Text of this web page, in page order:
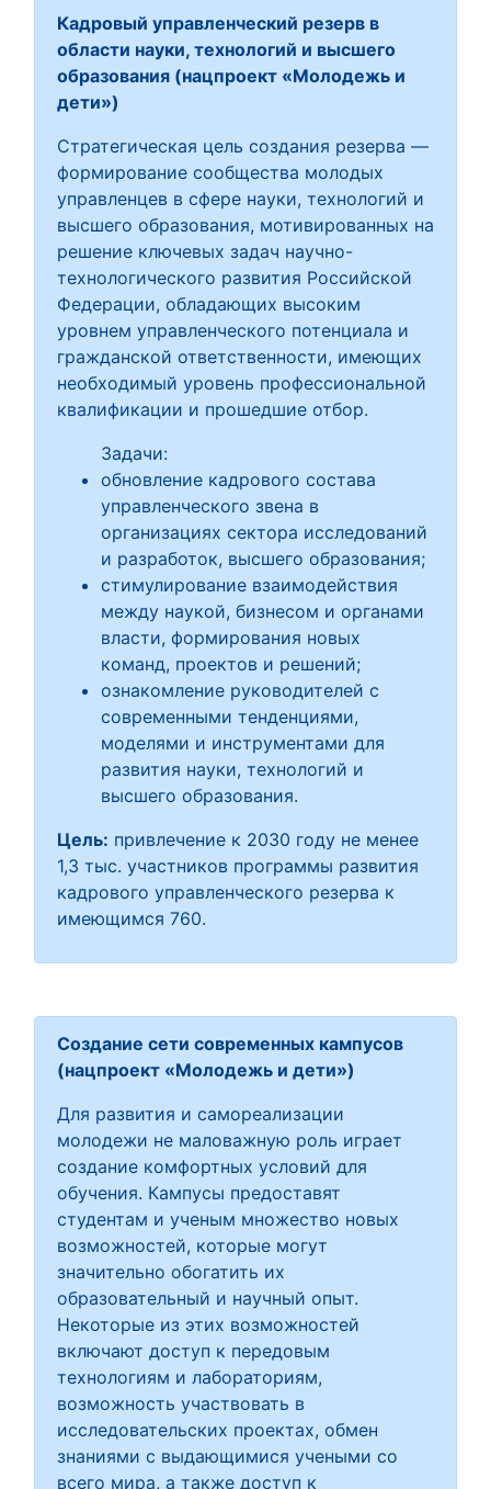
Кадровый управленческий резерв в
области науки, технологий и высшего
образования (нацпроект «Молодежь и
дети»)
Стратегическая цель создания резерва —
формирование сообщества молодых
управленцев в сфере науки, технологий и
высшего образования, мотивированных на
решение ключевых задач научно-
технологического развития Российской
Федерации, обладающих высоким
уровнем управленческого потенциала и
гражданской ответственности, имеющих
необходимый уровень профессиональной
квалификации и прошедшие отбор.
Задачи:
обновление кадрового состава
управленческого звена в
организациях сектора исследований
и разработок, высшего образования;
стимулирование взаимодействия
между наукой, бизнесом и органами
власти, формирования новых
команд, проектов и решений;
ознакомление руководителей с
современными тенденциями,
моделями и инструментами для
развития науки, технологий и
высшего образования.
Цель: привлечение к 2030 году не менее
1,3 тыс. участников программы развития
кадрового управленческого резерва к
имеющимся 760.
Создание сети современных кампусов
(нацпроект «Молодежь и дети»)
Для развития и самореализации
молодежи не маловажную роль играет
создание комфортных условий для
обучения. Кампусы предоставят
студентам и ученым множество новых
возможностей, которые могут
значительно обогатить их
образовательный и научный опыт.
Некоторые из этих возможностей
включают доступ к передовым
технологиям и лабораториям,
возможность участвовать в
исследовательских проектах, обмен
знаниями с выдающимися учеными со
всего мира, а также доступ к